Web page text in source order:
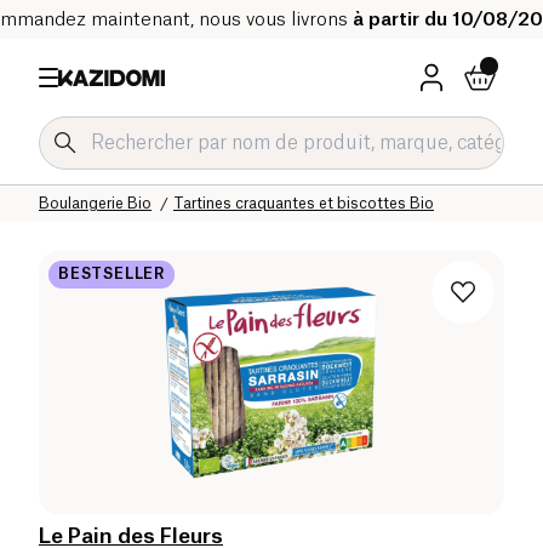
maintenant, nous vous livrons à partir du 10/08/
Tartines craquantes et biscottes Bio
Boulangerie Bio
Epicerie salée Bio
Notre catalogue bio
Accueil
BESTSELLER
Le Pain des Fleurs